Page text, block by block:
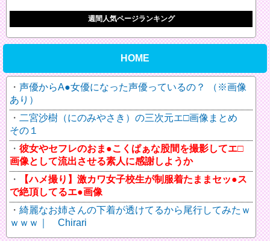
週間人気ページランキング
HOME
声優からA●女優になった声優っているの？ （※画像
あり）
二宮沙樹（にのみやさき）の三次元エ□画像まとめ
その１
彼女やセフレのおま●こくぱぁな股間を撮影してエ□
画像として流出させる素人に感謝しようか
【ハメ撮り】激カワ女子校生が制服着たままセッ●ス
で絶頂してるエ●画像
綺麗なお姉さんの下着が透けてるから尾行してみたｗ
ｗｗｗ｜ Chirari